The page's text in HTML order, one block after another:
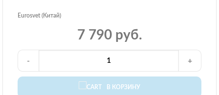
Eurosvet (Китай)
7 790 руб.
В КОРЗИНУ
- +